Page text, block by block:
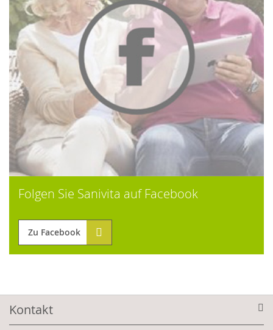
Folgen Sie Sanivita auf Facebook
Zu Facebook
Kontakt